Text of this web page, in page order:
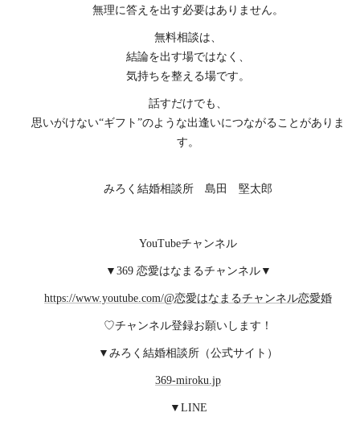
無理に答えを出す必要はありません。
無料相談は、
結論を出す場ではなく、
気持ちを整える場です。
話すだけでも、
思いがけない“ギフト”のような出逢いにつながることがありま
す。
みろく結婚相談所 島田 堅太郎
YouTubeチャンネル
▼369 恋愛はなまるチャンネル▼
https://www.youtube.com/@恋愛はなまるチャンネル恋愛婚
♡チャンネル登録お願いします！
▼みろく結婚相談所（公式サイト）
369-miroku.jp
▼LINE